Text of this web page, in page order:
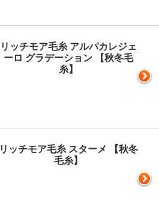
リッチモア毛糸 アルパカレジェ
ーロ グラデーション 【秋冬毛
糸】
リッチモア毛糸 スターメ 【秋冬
毛糸】